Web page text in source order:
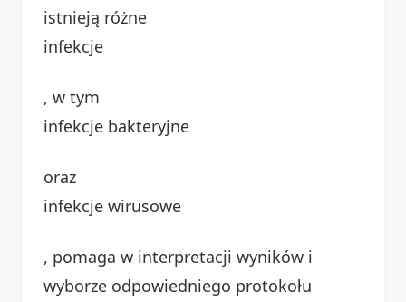
istnieją różne
infekcje
, w tym
infekcje bakteryjne
oraz
infekcje wirusowe
, pomaga w interpretacji wyników i
wyborze odpowiedniego protokołu